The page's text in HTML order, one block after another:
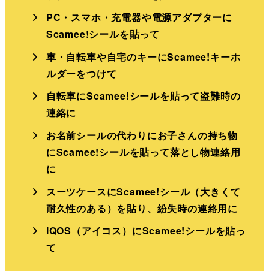
PC・スマホ・充電器や電源アダプターに
Scamee!シールを貼って
車・自転車や自宅のキーにScamee!キーホ
ルダーをつけて
自転車にScamee!シールを貼って盗難時の
連絡に
お名前シールの代わりにお子さんの持ち物
にScamee!シールを貼って落とし物連絡用
に
スーツケースにScamee!シール（大きくて
耐久性のある）を貼り、紛失時の連絡用に
IQOS（アイコス）にScamee!シールを貼っ
て